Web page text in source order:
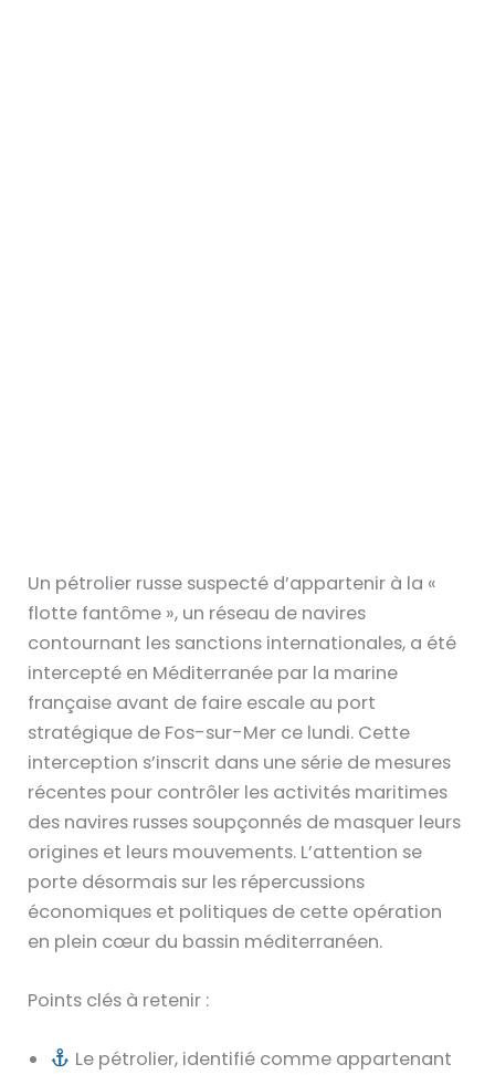
Un pétrolier russe suspecté d’appartenir à la «
flotte fantôme », un réseau de navires
contournant les sanctions internationales, a été
intercepté en Méditerranée par la marine
française avant de faire escale au port
stratégique de Fos-sur-Mer ce lundi. Cette
interception s’inscrit dans une série de mesures
récentes pour contrôler les activités maritimes
des navires russes soupçonnés de masquer leurs
origines et leurs mouvements. L’attention se
porte désormais sur les répercussions
économiques et politiques de cette opération
en plein cœur du bassin méditerranéen.
Points clés à retenir :
Le pétrolier, identifié comme appartenant